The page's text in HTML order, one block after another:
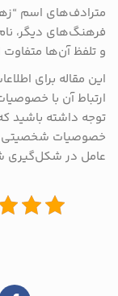
مترادف‌های اسم
فرهنگ‌های دیگر،
و تلفظ آن‌ها
این مقاله برای
ارتباط آن با
توجه داشته باشید
خصوصیات شخصیتی
عامل در